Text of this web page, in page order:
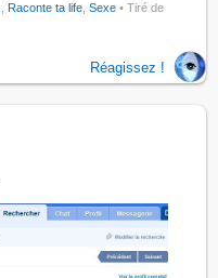
Raconte ta life ,Sexe • Tiré de
Réagissez !